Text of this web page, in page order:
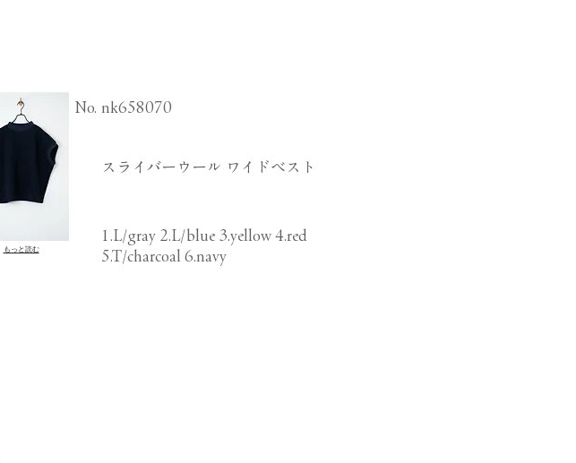
もっと読む
​No. nk658070
スライバーウール ワイドベスト
1.L/gray 2.L/blue 3.yellow 4.red
5.T/charcoal 6.navy